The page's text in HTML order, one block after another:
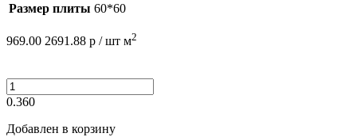
Размер плиты 60*60
969.00 2691.88 р / шт м2
0.360
Добавлен в корзину